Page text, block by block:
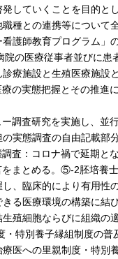
していくことを目的
種との連携等につい
護師教育プログラム」
の医療従事者並びに
療施設と生殖医療施設
の実態把握とその推進
調査研究を実施し、並
実態調査の自由記載部
査：コロナ禍で延期と
まとめる。⑤-2胚培養
、臨床的により有用
る医療環境の構築に結
殖細胞ならびに組織の
特別養子縁組制度の
医への里親制度・特別